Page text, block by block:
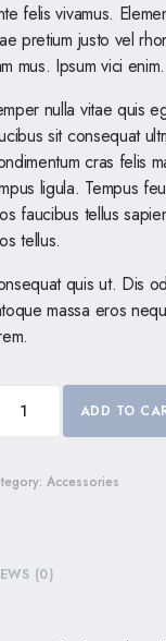
felis vivamus.
pretium justo vel
mus. Ipsum vici enim.
nulla vitae quis
sit consequat
cras felis
ligula. Tempus
faucibus tellus
tellus.
quis ut. Dis
massa eros
ADD TO
Accessories
(0)